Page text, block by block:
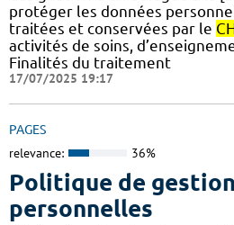
protéger les données
traitées et conservées par le
activités de soins,
Finalités du traitement
17/07/2025 19:17
PAGES
relevance: 36%
Politique de
personnelles